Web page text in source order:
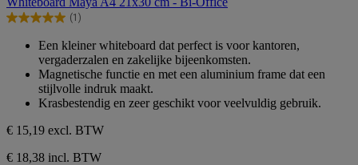
de
5
beoordeling
(1)
5.0
sterren.
beoordeling
Een kleiner whiteboard dat perfect is voor kantoren,
vergaderzalen en zakelijke bijeenkomsten.
Magnetische functie en met een aluminium frame dat een
stijlvolle indruk maakt.
Krasbestendig en zeer geschikt voor veelvuldig gebruik.
€ 15,19 excl. BTW
€ 18,38 incl. BTW